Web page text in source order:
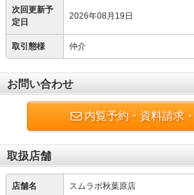
次回更新予
定日
2026年08月19日
取引態様 仲介
お問い合わせ
内覧予約・資料請求
取扱店舗
店舗名 スムラボ秋葉原店